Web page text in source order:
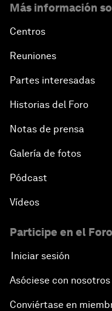
Más información
Centros
Reuniones
Partes interesadas
Historias del Foro
Notas de prensa
Galería de fotos
Pódcast
Vídeos
Participe en el Foro
Iniciar sesión
Asóciese con nosotros
Conviértase en